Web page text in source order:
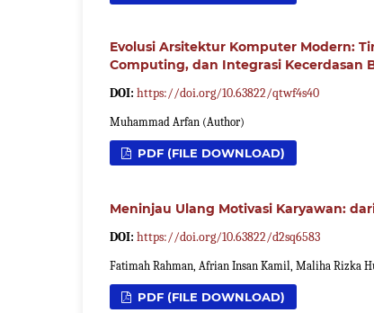
Evolusi Arsitektur Komputer Modern:
Computing, dan Integrasi Kecerdasan
DOI: https://doi.org/10.63822/qtwf4s40
Muhammad Arfan (Author)
PDF (FILE DOWNLOAD)
Meninjau Ulang Motivasi Karyawan:
DOI: https://doi.org/10.63822/d2sq6583
Fatimah Rahman, Afrian Insan Kamil, Maliha Rizka
PDF (FILE DOWNLOAD)